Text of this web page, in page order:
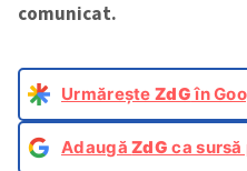
comunicat.
Urmărește ZdGîn
AdaugăZdG ca